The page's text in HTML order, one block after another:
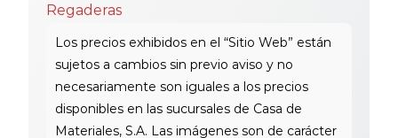
Mano
C/Llave
cantidad
Regaderas